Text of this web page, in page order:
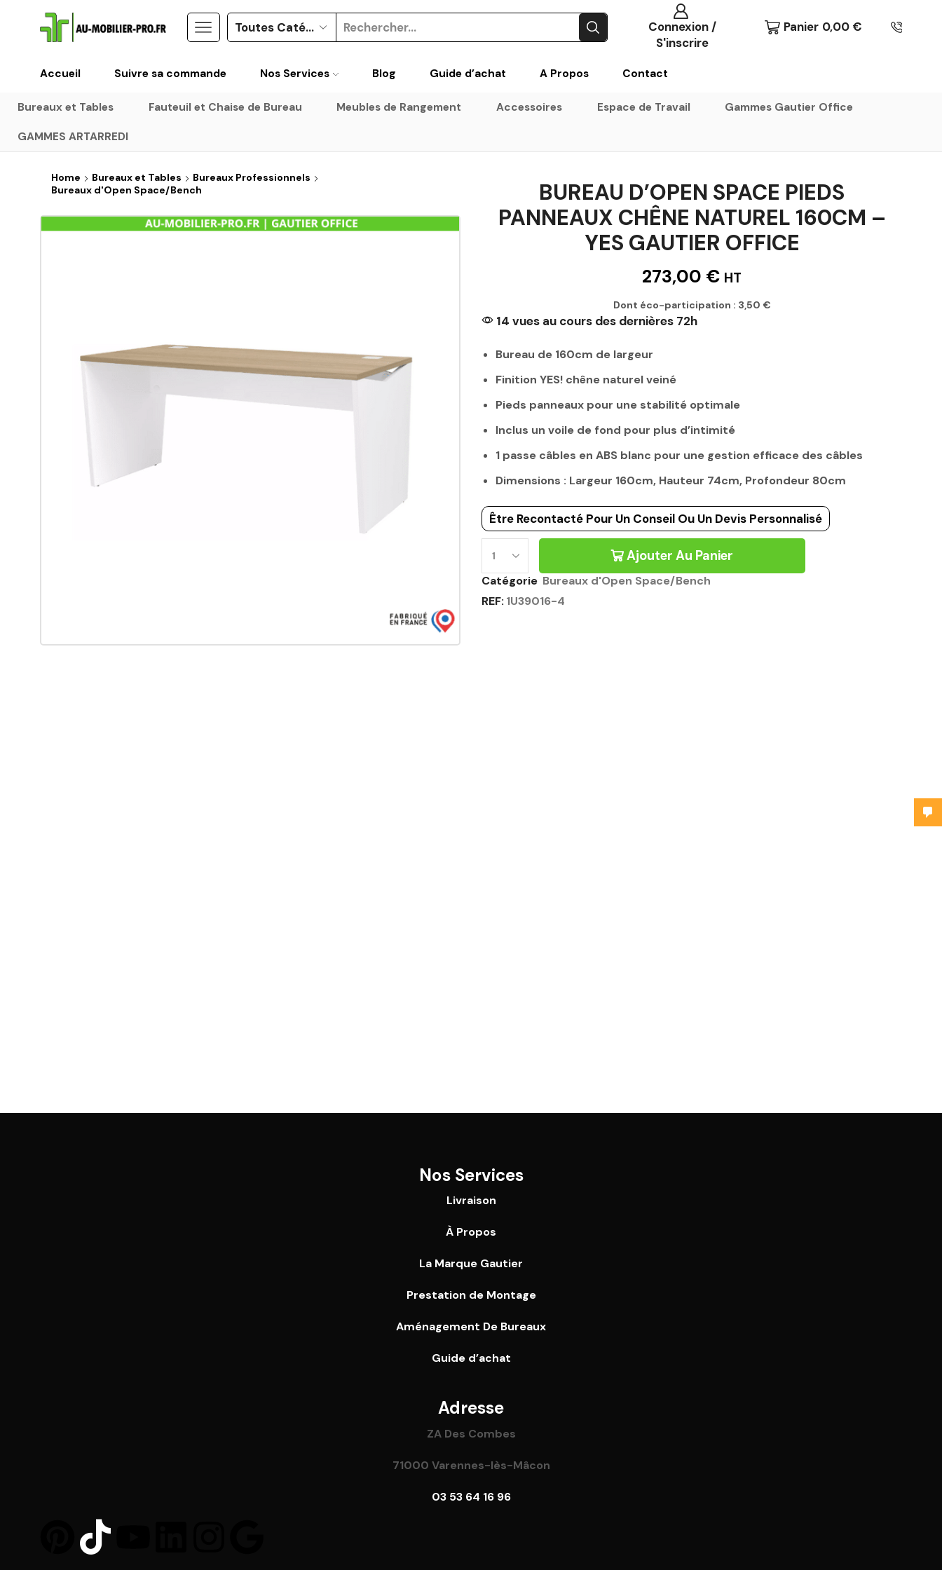
Connexion /
S'inscrire
Panier 0,00 €
Accueil Suivre sa commande Nos Services Blog Guide d’achat A Propos Contact
Bureaux et Tables Fauteuil et Chaise de Bureau Meubles de Rangement Accessoires Espace de Travail Gammes Gautier Office
GAMMES ARTARREDI
Home Bureaux et Tables
Bureaux Professionnels
Bureaux d'Open Space/Bench
BUREAU D’OPEN SPACE PIEDS
PANNEAUX CHÊNE NATUREL 160CM –
YES GAUTIER OFFICE
273,00 € HT
Dont éco-participation : 3,50 €
14 vues au cours des dernières 72h
Bureau de 160cm de largeur
Finition YES! chêne naturel veiné
Pieds panneaux pour une stabilité optimale
Inclus un voile de fond pour plus d’intimité
1 passe câbles en ABS blanc pour une gestion efficace des câbles
Dimensions : Largeur 160cm, Hauteur 74cm, Profondeur 80cm
Être Recontacté Pour Un Conseil Ou Un Devis Personnalisé
Ajouter Au Panier
Catégorie Bureaux d'Open Space/Bench
REF: 1U39016-4
Nos Services
Livraison
À Propos
La Marque Gautier
Prestation de Montage
Aménagement De Bureaux
Guide d’achat
Adresse
ZA Des Combes
71000 Varennes-lès-Mâcon
03 53 64 16 96